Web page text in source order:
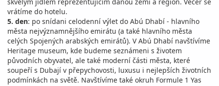
vrátíme do hotelu.
5. den: po snídani celodenní výlet do Abú Dhabí - hlavního
města nejvýznamnějšího emirátu (a také hlavního města
celých Spojených arabských emirátů). V Abú Dhabí navštívíme
Heritage museum, kde budeme seznámeni s životem
původních obyvatel, ale také moderní části města, které
soupeří s Dubají v přepychovosti, luxusu i nejlepších životních
podmínkách na světě. Navštívíme také okruh Formule 1 Yas